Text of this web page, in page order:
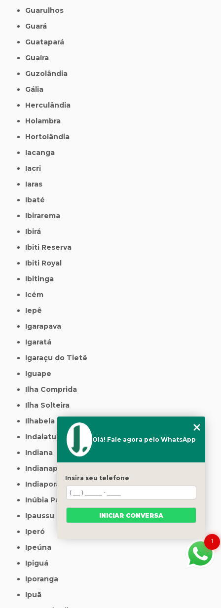
Guarulhos
Guará
Guatapará
Guaíra
Guzolândia
Gália
Herculândia
Holambra
Hortolândia
Iacanga
Iacri
Iaras
Ibaté
Ibirarema
Ibirá
Ibiti Reserva
Ibiti Royal
Ibitinga
Icém
Iepê
Igarapava
Igaratá
Igaraçu do Tietê
Iguape
Ilha Comprida
Ilha Solteira
Ilhabela
Indaiatuba
Indiana
Indianapolis
Indiaporã
Inúbia Paulista
Ipaussu
Iperó
Ipeúna
Ipiguá
Iporanga
Ipuã
1
Olá! Fale agora pelo WhatsApp
Insira seu telefone
INICIAR CONVERSA